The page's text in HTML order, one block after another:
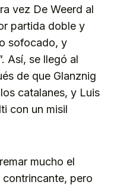
vez De Weerd al
partida doble y
sofocado, y
Así, se llegó al
de que Glanznig
catalanes, y Luis
con un misil
mucho el
pero